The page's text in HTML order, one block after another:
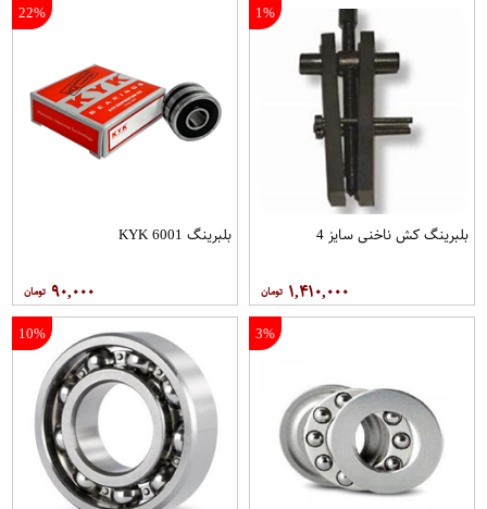
1%
بلبرینگ کش ناخنی سایز 4
۱,۴۱۰,۰۰۰
22%
بلبرینگ 6001 KYK
۹۰,۰۰۰
3%
10%